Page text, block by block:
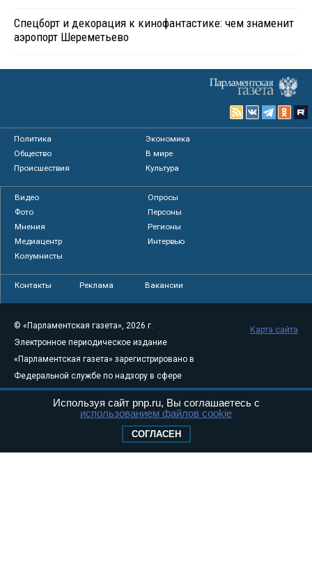
Спецборт и декорация к кинофантастике: чем знаменит
аэропорт Шереметьево
Политика
Экономика
Общество
В мире
Происшествия
Культура
Видео
Опросы
Фото
Персоны
Мнения
Регионы
Медиацентр
Интервью
Колумнисты
Контакты Реклама Вакансии
© «Парламентская газета», 2026 г.
Электронное периодическое издание
«Парламентская газета» зарегистрировано в
Федеральной службе по надзору в сфере
связи, информационных технологий и
массовых коммуникаций (Роскомнадзор) 05
Свидетельство о регистрации Эл № ФС77-
Карта сайта
Используя сайт pnp.ru, Вы соглашаетесь с
использованием файлов cookie
СОГЛАСЕН